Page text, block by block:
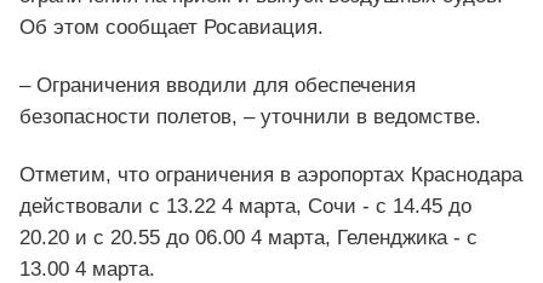
Об этом сообщает Росавиация.
– Ограничения вводили для обеспечения
безопасности полетов, – уточнили в ведомстве.
Отметим, что ограничения в аэропортах Краснодара
действовали с 13.22 4 марта, Сочи - с 14.45 до
20.20 и с 20.55 до 06.00 4 марта, Геленджика - с
13.00 4 марта.